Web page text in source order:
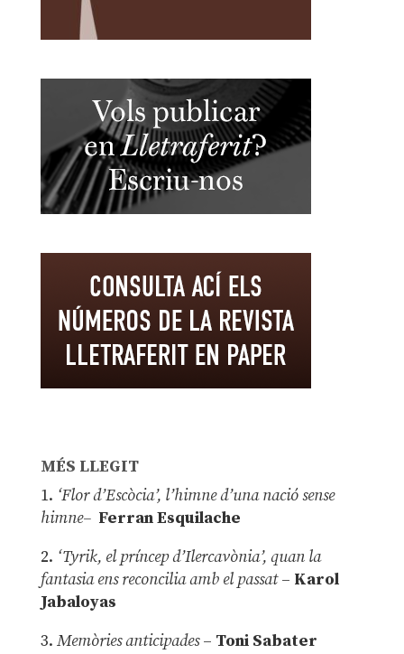
MÉS LLEGIT
1. ‘Flor d’Escòcia’, l’himne d’una nació sense
himne– Ferran Esquilache
2. ‘Tyrik, el príncep d’Ilercavònia’, quan la
fantasia ens reconcilia amb el passat– Karol
Jabaloyas
3. Memòries anticipades– Toni Sabater